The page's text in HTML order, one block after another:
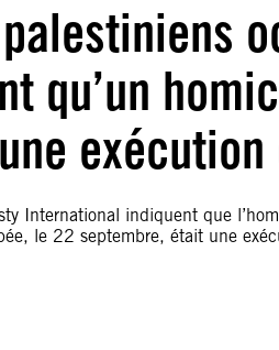
qu’un
International indiquent que
le 22 septembre, était une